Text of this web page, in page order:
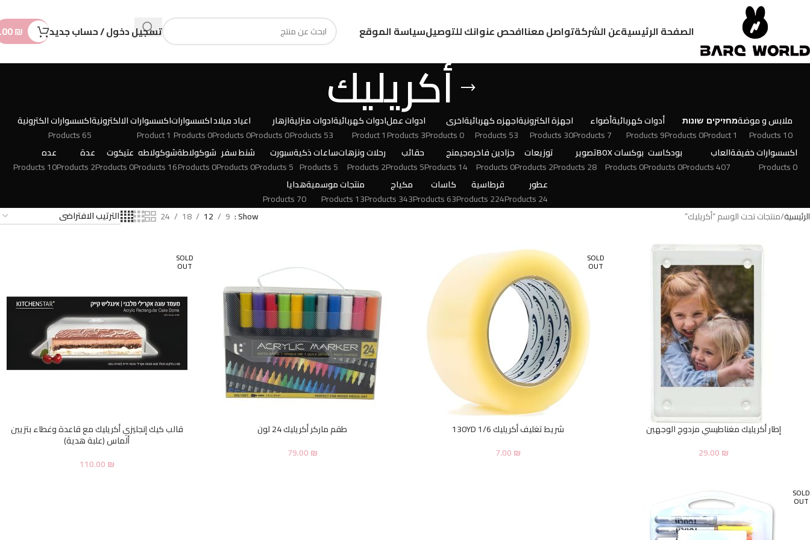
الصفحة الرئيسيةعن الشركةتواصل معناافحص عنوانك للتوصيلسياسة الموقع تسجيل دخول / حساب جديد ₪
أكريليك
ملابس و موضة
10 Products
מחזיקים
1 Product
שונות
0 Products
أدوات كهربائية
9 Products
أضواء
7 Products
اجهزة الكترونية
30 Products
اجهزه كهربائية
53 Products
اخرى
0 Products
ادوات عمل
3 Products
ادوات كهربائية
1 Product
ادوات منزلية
53 Products
ازهار
0 Products
اعياد ميلاد
0 Products
اكسسوارات
0 Products
اكسسوارات الالكترونية
1 Product
اكسسوارات الكترونية
65 Products
اكسسوارات خفيفة
0 Products
العاب
407 Products
بودكاست
0 Products
بوكسات BOX
0 Products
تصوير
28 Products
توزيعات
2 Products
جزادين فاخره
0 Products
جيمنج
14 Products
حقائب
5 Products
رحلات ونزهات
2 Products
ساعات ذكية
5 Products
سبورت
5 Products
شنط سفر
0 Products
شوكولاطة
0 Products
شوكولاطه
16 Products
عتيكوت
0 Products
عدة
2 Products
عده
10 Products
عطور
24 Products
قرطاسية
224 Products
كاسات
63 Products
مكياج
343 Products
منتجات موسمية
13 Products
هدايا
70 Products
الرئيسية منتجات تحت الوسم “أكريليك” Show
9
12
18
24
إطار أكريليك مغناطيسي مزدوج الوجهين
29.00₪
SOLD
OUT
شريط تغليف أكريليك 1/6 130YD
7.00₪
طقم ماركر أكريليك 24 لون
79.00₪
SOLD
OUT
قالب كيك إنجليزي أكريليك مع قاعدة وغطاء بتزيين
ألماس (علبة هدية)
110.00₪
SOLD
OUT